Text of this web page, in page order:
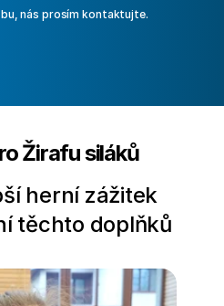
nás prosím kontaktujte.
Žirafu siláků
herní zážitek
těchto doplňků